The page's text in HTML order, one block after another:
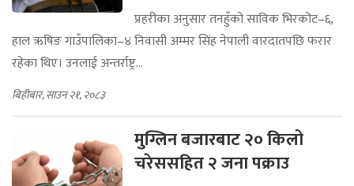
प्रहरीका अनुसार तनहुँको साविक भिरकोट–६,
हाल ऋषिङ गाउँपालिका–४ निवासी अम्मर सिंह नेपाली वारदातपछि फरार
रहेका थिए। उनलाई अन्तर्राष्ट्र...
बिहीबार, साउन २१, २०८३
मुग्लिन बजारबाट २० किलो
चरेससहित २ जना पक्राउ